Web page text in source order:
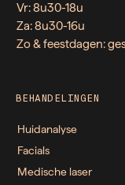
Vr: 8u30-18u
Za: 8u30-16u
Zo & feestdagen:
BEHANDELINGEN
Huidanalyse
Facials
Medische laser